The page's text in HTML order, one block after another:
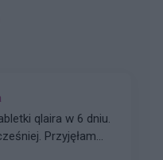
qlaira w 6 dniu.
Przyjęłam